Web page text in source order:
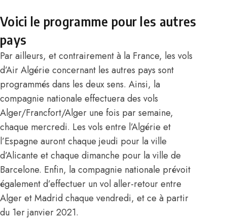
Voici le programme pour les autres
pays
Par ailleurs, et contrairement à la France, les vols
d’Air Algérie concernant les autres pays sont
programmés dans les deux sens. Ainsi, la
compagnie nationale effectuera des vols
Alger/Francfort/Alger une fois par semaine,
chaque mercredi. Les vols entre l’Algérie et
l’Espagne auront chaque jeudi pour la ville
d’Alicante et chaque dimanche pour la ville de
Barcelone. Enfin, la compagnie nationale prévoit
également d’effectuer un vol aller-retour entre
Alger et Madrid chaque vendredi, et ce à partir
du 1er janvier 2021.